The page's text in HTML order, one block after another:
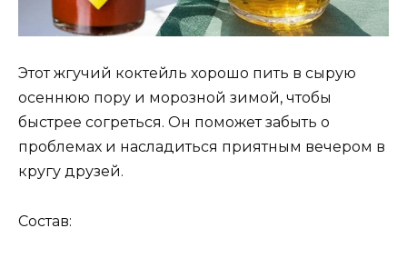
Этот жгучий коктейль хорошо пить в сырую
осеннюю пору и морозной зимой, чтобы
быстрее согреться. Он поможет забыть о
проблемах и насладиться приятным вечером в
кругу друзей.
Состав: